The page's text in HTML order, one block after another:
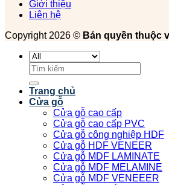
Giới thiệu
Liên hệ
Copyright 2026 © Bản quyền thuộc
Tìm
kiếm:
Trang chủ
Cửa gỗ
Cửa gỗ cao cấp
Cửa gỗ cao cấp PVC
Cửa gỗ công nghiệp HDF
Cửa gỗ HDF VENEER
Cửa gỗ MDF LAMINATE
Cửa gỗ MDF MELAMINE
Cửa gỗ MDF VENEEER